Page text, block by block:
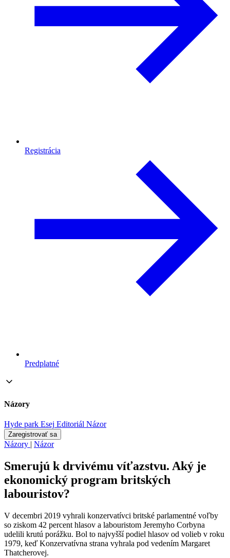
Registrácia
Predplatné
Názory
Hyde park Esej Editoriál Názor
Zaregistrovať sa
Názory | Názor
Smerujú k drvivému víťazstvu. Aký je
ekonomický program britských
labouristov?
V decembri 2019 vyhrali konzervatívci britské parlamentné voľby
so ziskom 42 percent hlasov a labouristom Jeremyho Corbyna
udelili krutú porážku. Bol to najvyšší podiel hlasov od volieb v roku
1979, keď Konzervatívna strana vyhrala pod vedením Margaret
Thatcherovej.